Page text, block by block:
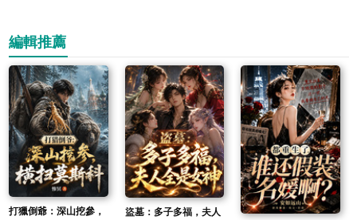
編輯推薦
打獵倒爺：深山挖參，
盜墓：多子多福，夫人